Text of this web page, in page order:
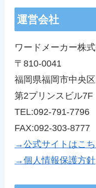
運営会社
ワードメーカー株
〒810-0041
福岡県福岡市中央
第2プリンスビル7F
TEL:092-791-7796
FAX:092-303-8777
→公式サイトはこち
→個人情報保護方針